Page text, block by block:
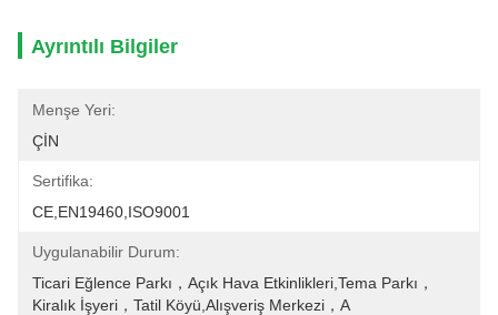
Ayrıntılı Bilgiler
Menşe Yeri:
ÇİN
Sertifika:
CE,EN19460,ISO9001
Uygulanabilir Durum:
Ticari Eğlence Parkı，Açık Hava Etkinlikleri,Tema Parkı，
Kiralık İşyeri，Tatil Köyü,Alışveriş Merkezi，A